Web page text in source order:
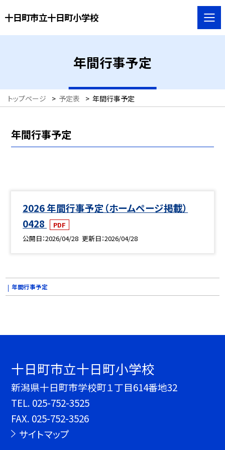
十日町市立十日町小学校
年間行事予定
トップページ > 予定表 > 年間行事予定
年間行事予定
2026 年間行事予定（ホームページ掲載）
0428
PDF
公開日 2026/04/28 更新日 2026/04/28
年間行事予定
十日町市立十日町小学校
新潟県十日町市学校町１丁目614番地32
TEL. 025-752-3525
FAX. 025-752-3526
サイトマップ